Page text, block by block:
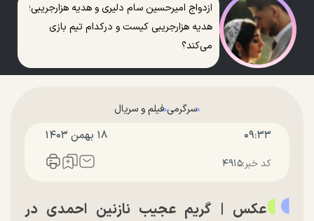
ازدواج امیرحسین سام دلیری و هدیه هزارجریبی؛
هدیه هزارجریبی کیست و درکدام تیم بازی
می‌کند؟
سرگرمی فیلم و سریال
۰۹:۳۳ ۱۸ بهمن ۱۴۰۳
کد خبر:۴۹۱۵
عکس | گریم عجیب نازنین احمدی در